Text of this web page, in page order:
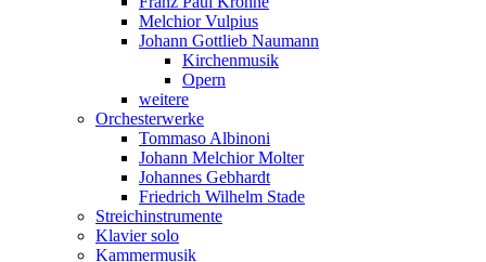
Melchior Vulpius
Johann Gottlieb Naumann
Kirchenmusik
Opern
weitere
Orchesterwerke
Tommaso Albinoni
Johann Melchior Molter
Johannes Gebhardt
Friedrich Wilhelm Stade
Streichinstrumente
Klavier solo
Kammermusik